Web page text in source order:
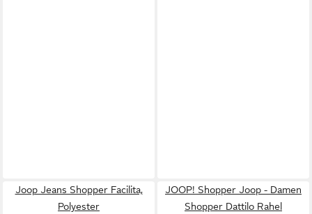
Joop Jeans Shopper Facilita,
Polyester
JOOP! Shopper Joop - Damen
Shopper Dattilo Rahel